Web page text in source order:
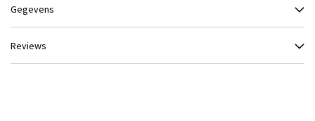
Gegevens
Reviews